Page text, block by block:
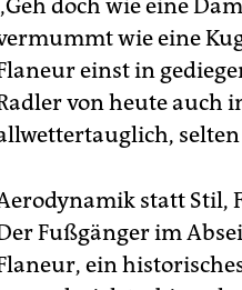
wie eine
einst in
von heute auch
statt Stil,
Fußgänger im
ein